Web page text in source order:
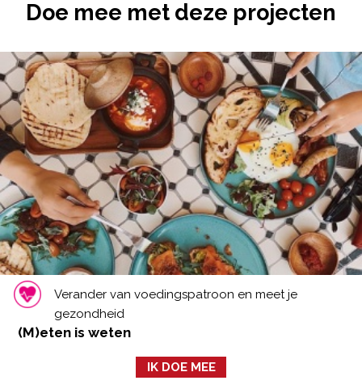
Doe mee met deze projecten
Verander van voedingspatroon en meet je
gezondheid
(M)eten is weten
IK DOE MEE